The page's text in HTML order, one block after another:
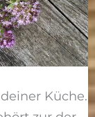
Küche.